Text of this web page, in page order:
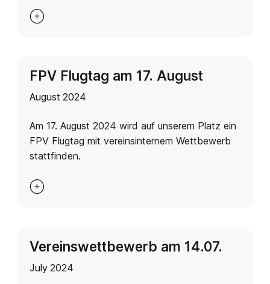

FPV Flugtag am 17. August
August 2024
Am 17. August 2024 wird auf unserem Platz ein
FPV Flugtag mit vereinsinternem Wettbewerb
stattfinden.

Vereinswettbewerb am 14.07.
July 2024